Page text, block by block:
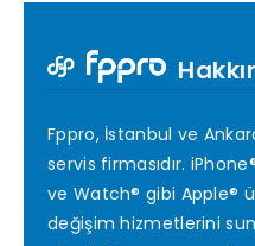
Fppro, İstanbul ve
servis firmasıdır.
ve Watch® gibi Apple®
değişim hizmetlerini